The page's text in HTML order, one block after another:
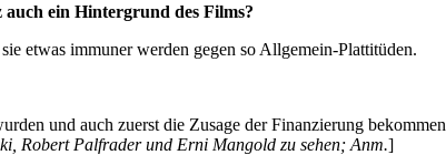
ein Hintergrund des Films?
etwas immuner werden gegen so Allgemein-Plattitüden.
und auch zuerst die Zusage der Finanzierung bekommen
Robert Palfrader und Erni Mangold zu sehen; Anm.]